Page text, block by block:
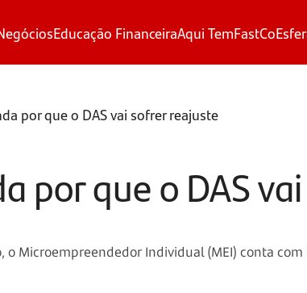
Educação FinanceiraAqui TemFastCo
por que o DAS vai sofrer reajuste
por que o DAS
Microempreendedor Individual (MEI) conta